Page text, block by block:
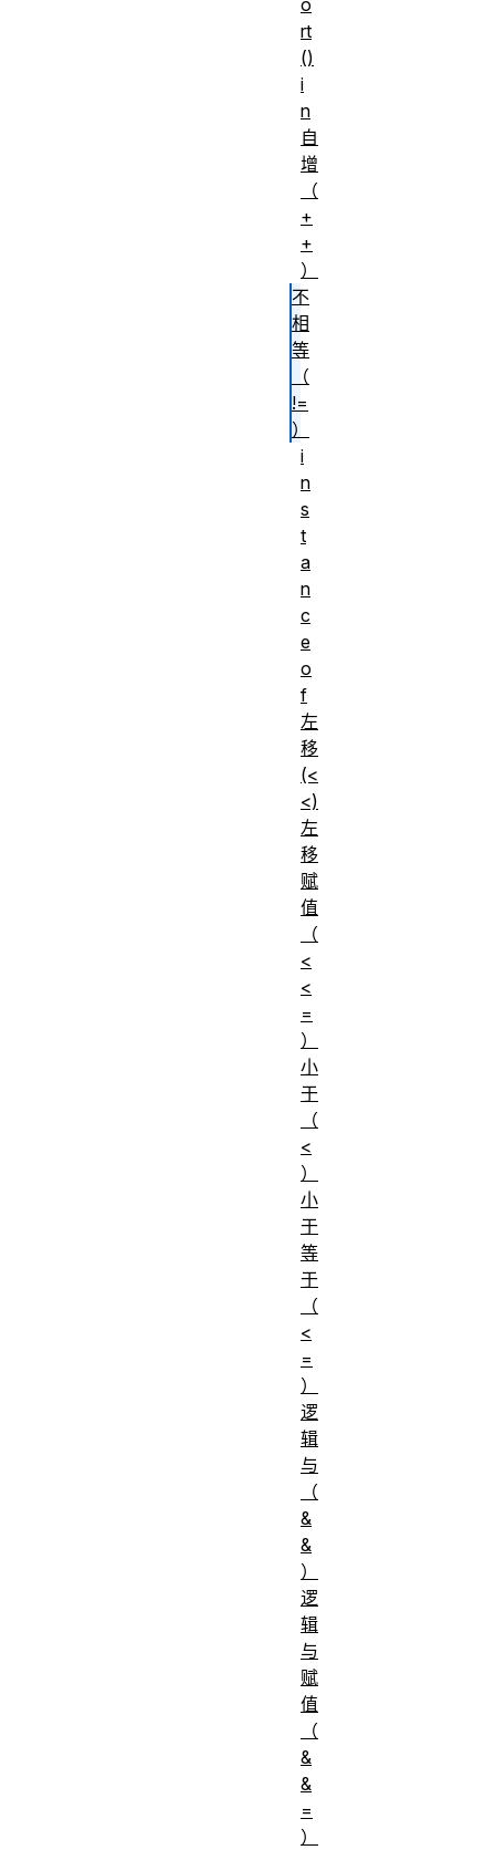
rt
()
i
n
自
增
（
+
+
）
不
相
等
（
!=
）
i
n
s
t
a
n
c
e
o
f
左
移
(<
<)
左
移
赋
值
（
<
<
=
）
小
于
（
<
）
小
于
等
于
（
<
=
）
逻
辑
与
（
&
&
）
逻
辑
与
赋
值
（
&
&
=
）